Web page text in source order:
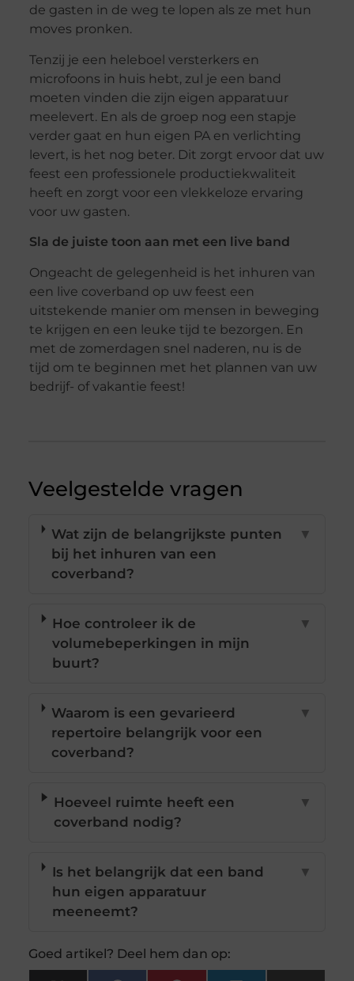
de gasten in de weg te lopen als ze met hun
moves pronken.
Tenzij je een heleboel versterkers en
microfoons in huis hebt, zul je een band
moeten vinden die zijn eigen apparatuur
meelevert. En als de groep nog een stapje
verder gaat en hun eigen PA en verlichting
levert, is het nog beter. Dit zorgt ervoor dat uw
feest een professionele productiekwaliteit
heeft en zorgt voor een vlekkeloze ervaring
voor uw gasten.
Sla de juiste toon aan met een live band
Ongeacht de gelegenheid is het inhuren van
een live coverband op uw feest een
uitstekende manier om mensen in beweging
te krijgen en een leuke tijd te bezorgen. En
met de zomerdagen snel naderen, nu is de
tijd om te beginnen met het plannen van uw
bedrijf- of vakantie feest!
Veelgestelde vragen
Wat zijn de belangrijkste punten
bij het inhuren van een
coverband?
▼
Hoe controleer ik de
volumebeperkingen in mijn
buurt?
▼
Waarom is een gevarieerd
repertoire belangrijk voor een
coverband?
▼
Hoeveel ruimte heeft een
coverband nodig?
▼
Is het belangrijk dat een band
hun eigen apparatuur
meeneemt?
▼
Goed artikel? Deel hem dan op: